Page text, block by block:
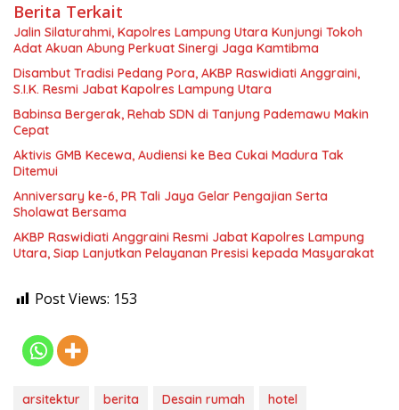
Berita Terkait
Jalin Silaturahmi, Kapolres Lampung Utara Kunjungi Tokoh
Adat Akuan Abung Perkuat Sinergi Jaga Kamtibma
Disambut Tradisi Pedang Pora, AKBP Raswidiati Anggraini,
S.I.K. Resmi Jabat Kapolres Lampung Utara
Babinsa Bergerak, Rehab SDN di Tanjung Pademawu Makin
Cepat
Aktivis GMB Kecewa, Audiensi ke Bea Cukai Madura Tak
Ditemui
Anniversary ke-6, PR Tali Jaya Gelar Pengajian Serta
Sholawat Bersama
AKBP Raswidiati Anggraini Resmi Jabat Kapolres Lampung
Utara, Siap Lanjutkan Pelayanan Presisi kepada Masyarakat
Post Views: 153
arsitektur berita Desain rumah hotel